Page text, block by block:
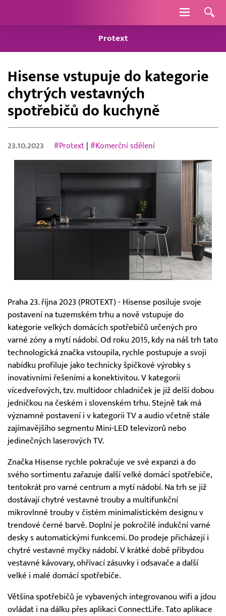
Navigace
Protext
Hisense vstupuje do kategorie
chytrých vestavných
spotřebičů do kuchyně
23.10.2023 #Protext |#Komerční sdělení
Praha 23. října 2023 (PROTEXT) - Hisense posiluje svoje
postavení na tuzemském trhu a nově vstupuje do
kategorie velkých domácích spotřebičů určených pro
varné zóny a mytí nádobí. Od roku 2015, kdy na náš trh tato
technologická značka vstoupila, rychle postupuje a svoji
nabídku profiluje jako technicky špičkové výrobky s
inovativními řešeními a konektivitou. V kategorii
vícedveřových, tzv. multidoor chladniček je již delší dobou
jedničkou na českém i slovenském trhu. Stejně tak má
významné postavení i v kategorii TV a audio včetně stále
zajímavějšího segmentu Mini-LED televizorů nebo
jedinečných laserových TV.
Značka Hisense rychle pokračuje ve své expanzi a do
svého sortimentu zařazuje další velké domácí spotřebiče,
tentokrát pro varné centrum a mytí nádobí. Na trh se již
dostávají chytré vestavné trouby a multifunkční
mikrovlnné trouby v čistém minimalistickém designu v
trendové černé barvě. Doplní je pokročilé indukční varné
desky s automatickými funkcemi. Do prodeje přicházejí i
chytré vestavné myčky nádobí. V krátké době přibydou
vestavné kávovary, ohřívací zásuvky i odsavače a další
velké i malé domácí spotřebiče.
Většina spotřebičů je vybavených integrovanou wifi a jdou
ovládat i na dálku přes aplikaci ConnectLife. Tato aplikace